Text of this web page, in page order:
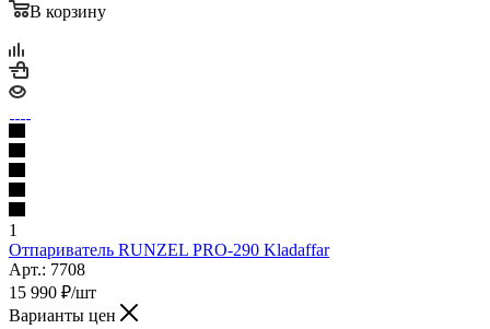
В корзину
1
Отпариватель RUNZEL PRO-290 Kladaffar
Арт.: 7708
15 990 ₽/шт
Варианты цен